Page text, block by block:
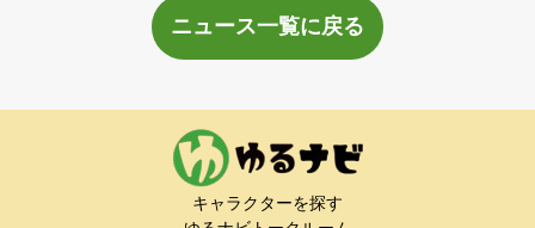
ニュース一覧に戻る
キャラクターを探す